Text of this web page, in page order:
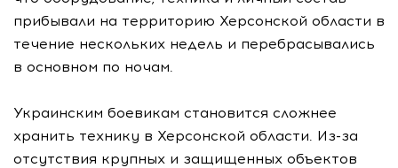
прибывали на территорию Херсонской области в
течение нескольких недель и перебрасывались
в основном по ночам.
Украинским боевикам становится сложнее
хранить технику в Херсонской области. Из-за
отсутствия крупных и защищенных объектов